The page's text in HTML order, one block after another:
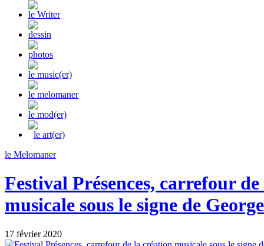
le Writer
dessin
photos
le music(er)
le melomaner
le mod(er)
le art(er)
le Melomaner
Festival Présences, carrefour
musicale sous le signe de
17 février 2020